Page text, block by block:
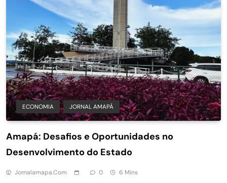
ECONOMIA JORNAL AMAPÁ
Amapá: Desafios e Oportunidades no
Desenvolvimento do Estado
Jornalamapa.com 0 6 Mins